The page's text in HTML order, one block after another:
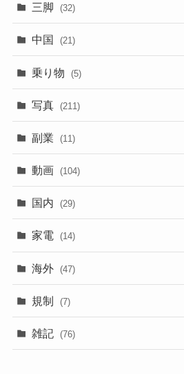
三脚 (32)
中国 (21)
乗り物 (5)
写真 (211)
副業 (11)
動画 (104)
国内 (29)
家電 (14)
海外 (47)
規制 (7)
雑記 (76)